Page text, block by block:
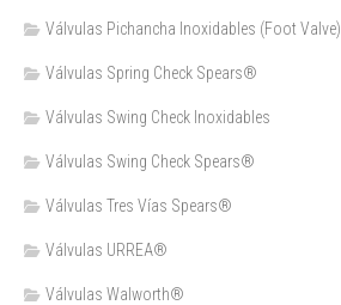
Válvulas Pichancha Inoxidables (Foot Valve)
Válvulas Spring Check Spears®
Válvulas Swing Check Inoxidables
Válvulas Swing Check Spears®
Válvulas Tres Vías Spears®
Válvulas URREA®
Válvulas Walworth®